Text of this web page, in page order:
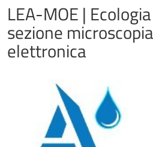
LEA-MOE |
sezione
elettronica